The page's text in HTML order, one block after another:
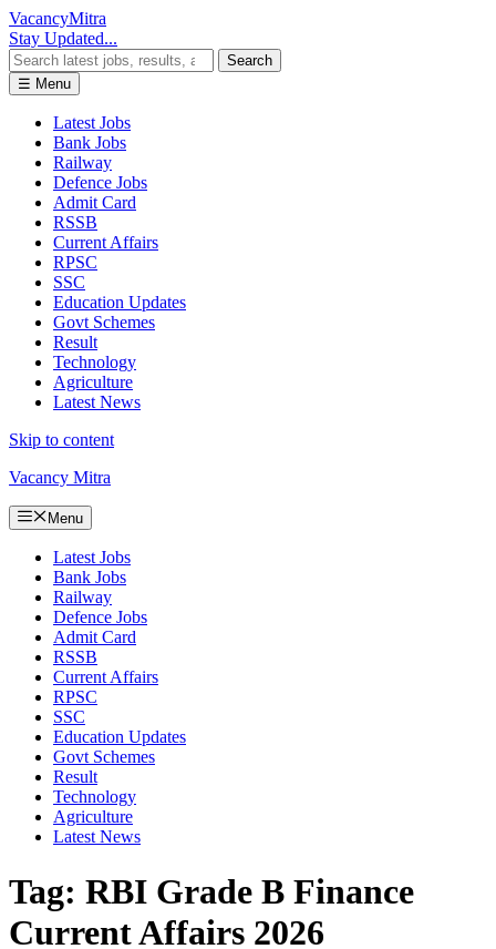
VacancyMitra
Stay Updated...
Search
☰ Menu
Latest Jobs
Bank Jobs
Railway
Defence Jobs
Admit Card
RSSB
Current Affairs
RPSC
SSC
Education Updates
Govt Schemes
Result
Technology
Agriculture
Latest News
Skip to content
Vacancy Mitra
Menu
Latest Jobs
Bank Jobs
Railway
Defence Jobs
Admit Card
RSSB
Current Affairs
RPSC
SSC
Education Updates
Govt Schemes
Result
Technology
Agriculture
Latest News
Tag: RBI Grade B Finance
Current Affairs 2026